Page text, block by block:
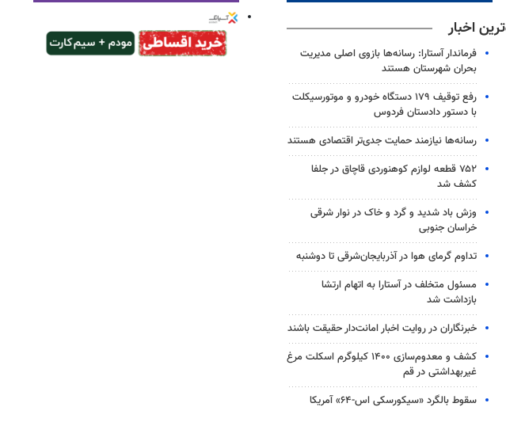
اخبار
فرماندار آستارا: رسانه‌ها بازوی اصلی مدیریت
بحران شهرستان هستند
رفع توقیف ۱۷۹ دستگاه خودرو و موتورسیکلت
با دستور دادستان فردوس
رسانه‌ها نیازمند حمایت جدی‌تر اقتصادی هستند
۷۵۲ قطعه لوازم کوهنوردی قاچاق در جلفا
کشف شد
وزش باد شدید و گرد و خاک در نوار شرقی
خراسان جنوبی
تداوم گرمای هوا در آذربایجان‌شرقی تا دوشنبه
مسئول متخلف در آستارا به اتهام ارتشا
بازداشت شد
خبرنگاران در روایت اخبار امانت‌دار حقیقت باشند
کشف و معدوم‌سازی ۱۴۰۰ کیلوگرم اسکلت مرغ
غیربهداشتی در قم
سقوط بالگرد «سیکورسکی اس-۶۴» آمریکا